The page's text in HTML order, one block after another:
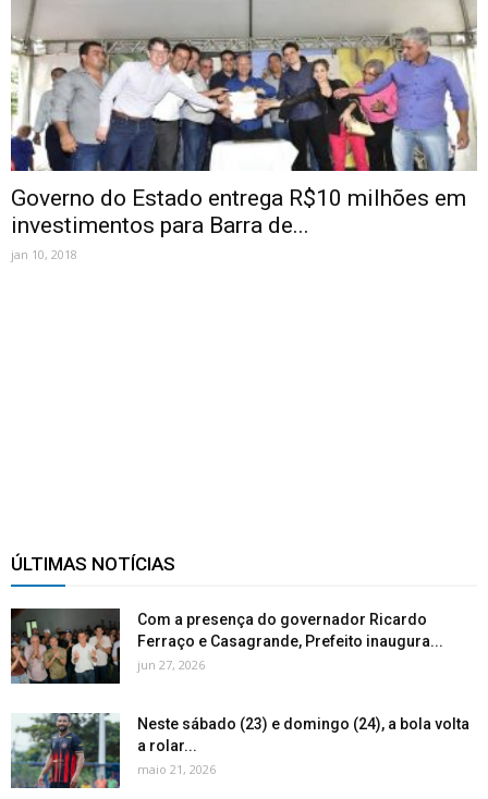
Governo do Estado entrega R$10 milhões em
investimentos para Barra de...
jan 10, 2018
ÚLTIMAS NOTÍCIAS
Com a presença do governador Ricardo
Ferraço e Casagrande, Prefeito inaugura...
jun 27, 2026
Neste sábado (23) e domingo (24), a bola volta
a rolar...
maio 21, 2026